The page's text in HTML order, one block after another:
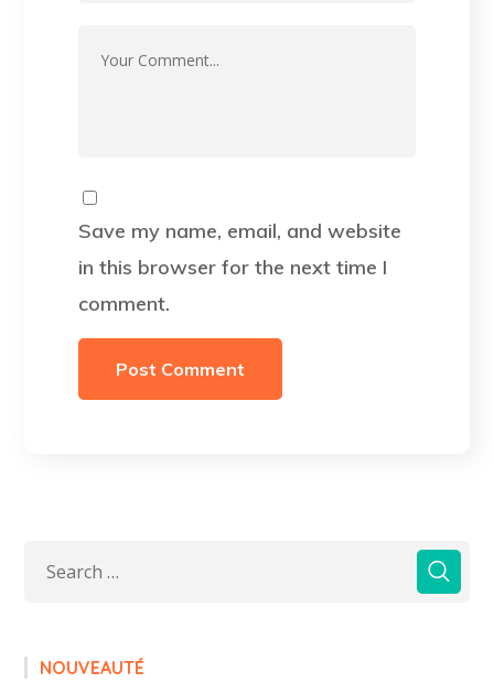
Save my name, email, and website
in this browser for the next time I
comment.
NOUVEAUTÉ